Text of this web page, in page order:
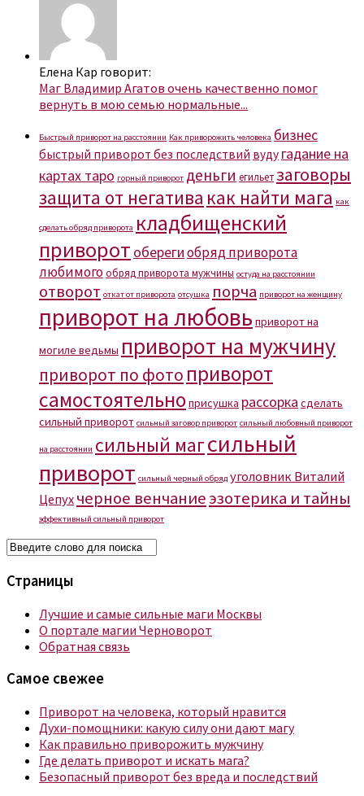
Елена Кар говорит:
Маг Владимир Агатов очень качественно помог
вернуть в мою семью нормальные...
Быстрый приворот на расстоянии Как приворожить человека бизнес
быстрый приворот без последствий вуду гадание на
картах таро горный приворот деньги егильетзаговоры
защита от негатива как найти мага как
сделать обряд приворота кладбищенский
приворот оберегиобряд приворота
любимогообряд приворота мужчины остуда на расстоянии
отворот откат от приворота отсушка порча приворот на женщину
приворот на любовь приворот на
могиле ведьмы приворот на мужчину
приворот по фото приворот
самостоятельноприсушка рассорка сделать
сильный приворот сильный заговор приворот сильный любовный приворот
на расстоянии сильный магсильный
приворот сильный черный обряд уголовник Виталий
Цепух черное венчаниеэзотерика и тайны
эффективный сильный приворот
Страницы
Лучшие и самые сильные маги Москвы
О портале магии Черноворот
Обратная связь
Самое свежее
Приворот на человека, который нравится
Духи-помощники: какую силу они дают магу
Как правильно приворожить мужчину
Где делать приворот и искать мага?
Безопасный приворот без вреда и последствий